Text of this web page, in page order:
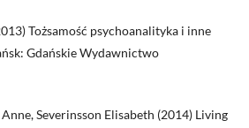
Tożsamość psychoanalityka i inne
Gdańskie Wydawnictwo
Severinsson Elisabeth (2014) Living